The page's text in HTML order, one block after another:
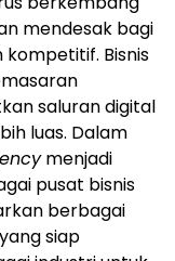
mendesak bagi
Bisnis
saluran digital
luas. Dalam
menjadi
pusat bisnis
berbagai
siap